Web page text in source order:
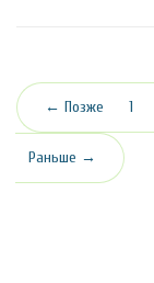
← Позже 1
Раньше →